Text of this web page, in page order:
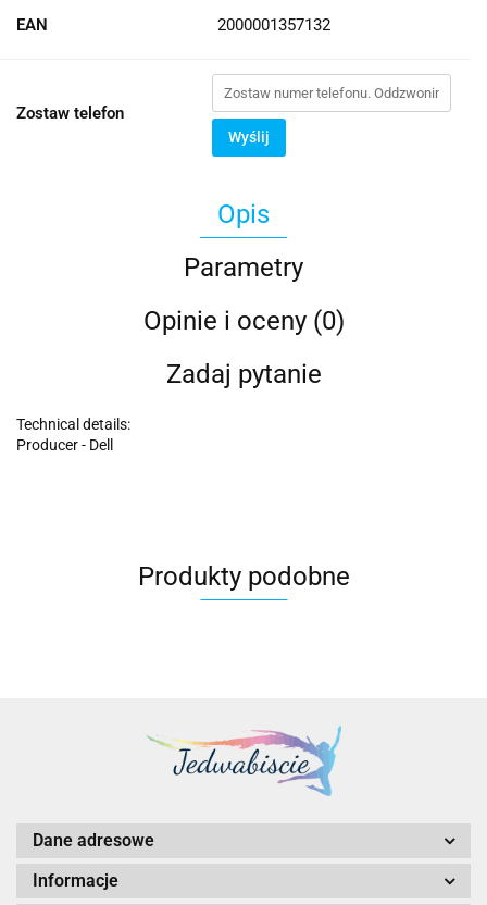
EAN 2000001357132
Zostaw telefon
Wyślij
Opis
Parametry
Opinie i oceny (0)
Zadaj pytanie
Technical details:
Producer - Dell
Produkty podobne
Dane adresowe
Informacje